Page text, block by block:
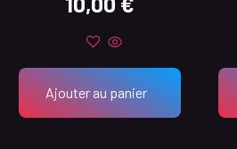
Ajouter au panier